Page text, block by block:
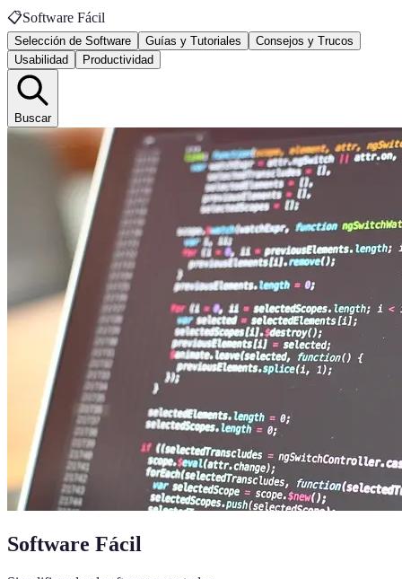
📋Software Fácil
Selección de Software Guías y Tutoriales
Consejos y Trucos
Usabilidad
Productividad
Buscar
Software Fácil